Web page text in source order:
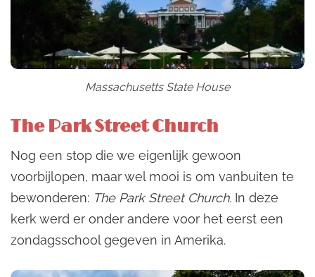
Massachusetts State House
The Park Street Church
Nog een stop die we eigenlijk gewoon
voorbijlopen, maar wel mooi is om vanbuiten te
bewonderen: The Park Street Church. In deze
kerk werd er onder andere voor het eerst een
zondagsschool gegeven in Amerika.